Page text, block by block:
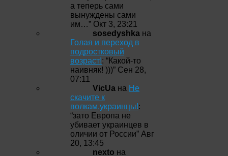
а теперь сами
вынуждены сами
им…” Окт 3, 23:21
sosedyshka на
Голая и переход в
подростковый
возраст!: “Какой-то
наивняк! )))” Сен 28,
07:11
VicUa на Не
скачите к
волкам,украинцы!:
“зато Европа не
убивает украинцев в
оличии от России” Авг
20, 13:45
nexto на